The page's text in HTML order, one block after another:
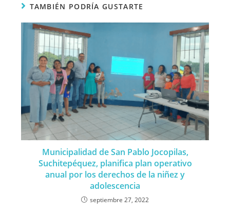
TAMBIÉN PODRÍA GUSTARTE
Municipalidad de San Pablo Jocopilas,
Suchitepéquez, planifica plan operativo
anual por los derechos de la niñez y
adolescencia
septiembre 27, 2022